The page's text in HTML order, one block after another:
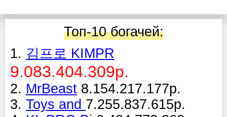
Топ-10 богачей:
1. 김프로 KIMPR
9.083.404.309р.
2. MrBeast 8.154.217.177р.
3. Toys and 7.255.837.615р.